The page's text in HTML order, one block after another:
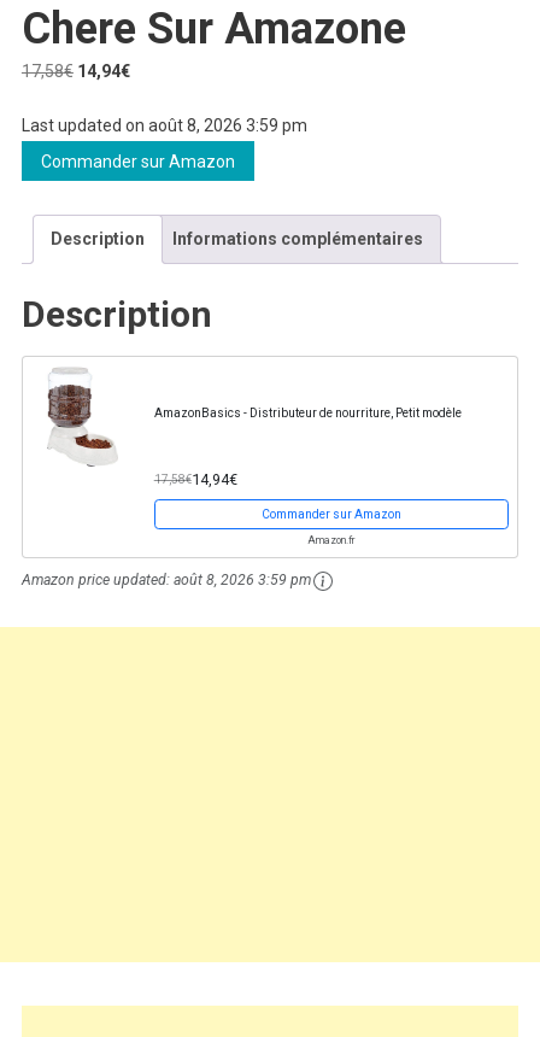
Chere Sur Amazone
17,58€ Le
initial
était :
14,94€Le
actuel
est :
Last updated on août 8, 2026 3:59 pm
Commander sur Amazon
Description Informations complémentaires
Description
AmazonBasics - Distributeur de nourriture, Petit modèle
17,58€14,94€
Commander sur Amazon
Amazon.fr
Amazon price updated: août 8, 2026 3:59 pm